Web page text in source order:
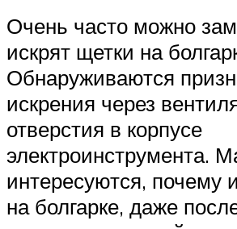
Очень часто можно
искрят щетки на
Обнаруживаются
искрения через
отверстия в корпусе
электроинструмента.
интересуются, почему
на болгарке, даже